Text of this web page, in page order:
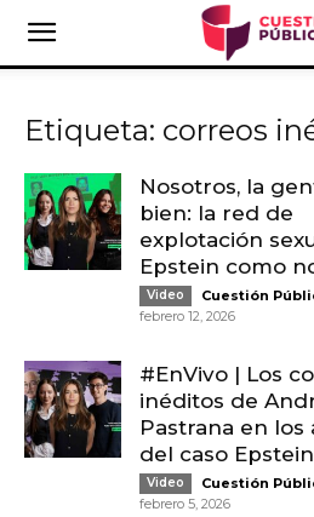
Etiqueta: correos
Nosotros, la
bien: la red de
explotación
Epstein como
Video Cuestión
febrero 12, 2026
#EnVivo | Los
inéditos de
Pastrana en los
del caso Epstein
Video Cuestión
febrero 5, 2026